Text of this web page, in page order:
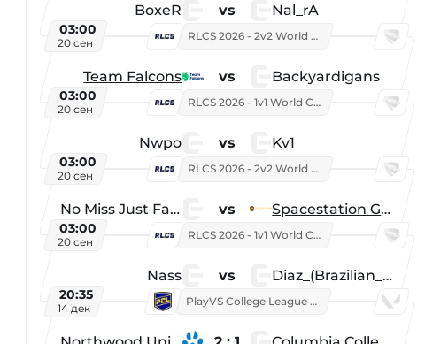
BoxeR vs Nal_rA
03:00
20 сен
RLCS 2026 - 2v2 World Championship
Team Falcons vs Backyardigans
03:00
20 сен
RLCS 2026 - 1v1 World Championship
Nwpo vs Kv1
03:00
20 сен
RLCS 2026 - 2v2 World Championship
No Miss Just Fake vs Spacestation Gaming
03:00
20 сен
RLCS 2026 - 1v1 World Championship
Nass vs Diaz_(Brazilian_Player)
20:35
14 дек
PlayVS College League 2025: Fall